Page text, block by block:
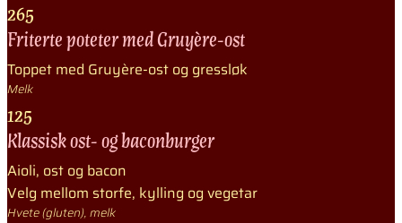
265
Friterte poteter med Gruyère-ost
Toppet med Gruyère-ost og gressløk
Melk
125
Klassisk ost- og baconburger
Aioli, ost og bacon
Velg mellom storfe, kylling og vegetar
Hvete (gluten), melk